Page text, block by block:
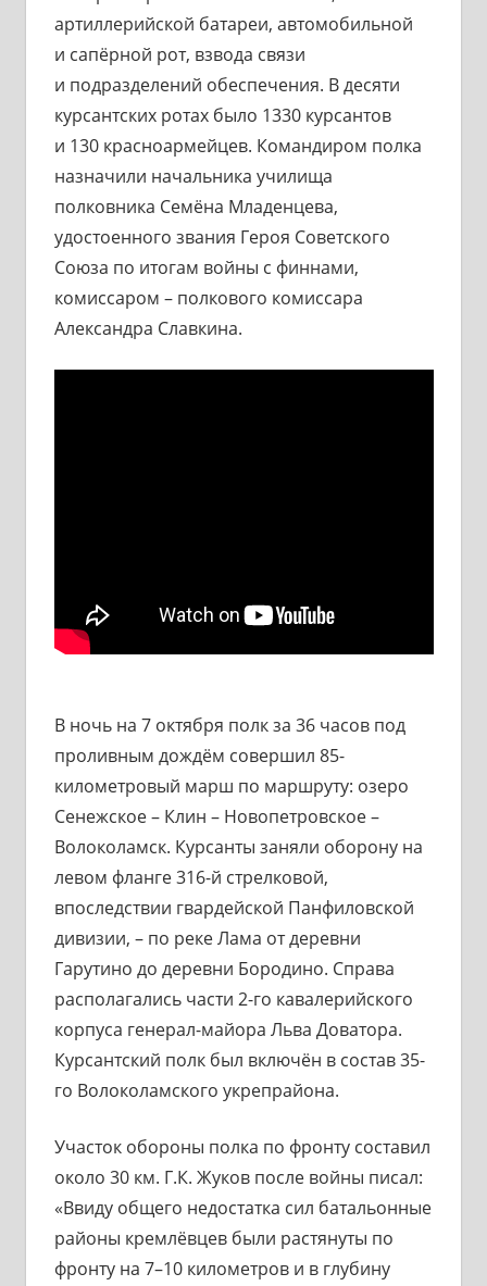
артиллерийской батареи, автомобильной
и сапёрной рот, взвода связи
и подразделений обеспечения. В десяти
курсантских ротах было 1330 курсантов
и 130 красноармейцев. Командиром полка
назначили начальника училища
полковника Семёна Младенцева,
удостоенного звания Героя Советского
Союза по итогам войны с финнами,
комиссаром – полкового комиссара
Александра Славкина.
В ночь на 7 октября полк за 36 часов под
проливным дождём совершил 85-
километровый марш по маршруту: озеро
Сенежское – Клин – Новопетровское –
Волоколамск. Курсанты заняли оборону на
левом фланге 316-й стрелковой,
впоследствии гвардейской Панфиловской
дивизии, – по реке Лама от деревни
Гарутино до деревни Бородино. Справа
располагались части 2-го кавалерийского
корпуса генерал-майора Льва Доватора.
Курсантский полк был включён в состав 35-
го Волоколамского укрепрайона.
Участок обороны полка по фронту составил
около 30 км. Г.К. Жуков после войны писал:
«Ввиду общего недостатка сил батальонные
районы кремлёвцев были растянуты по
фронту на 7–10 километров и в глубину